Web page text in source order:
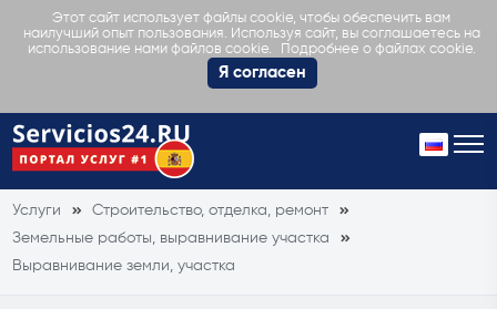
Этот сайт использует файлы cookie, чтобы обеспечить вам
наилучший опыт пользования. Используя сайт, вы соглашаетесь на
использование нами файлов cookie.
Подробнее о файлах cookie.
Я согласен
Услуги
Строительство, отделка, ремонт
Земельные работы, выравнивание участка
Выравнивание земли, участка